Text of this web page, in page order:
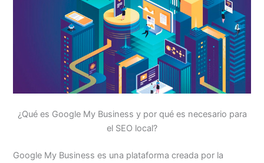
¿Qué es Google My Business y por qué es necesario para
el SEO local?
Google My Business es una plataforma creada por la